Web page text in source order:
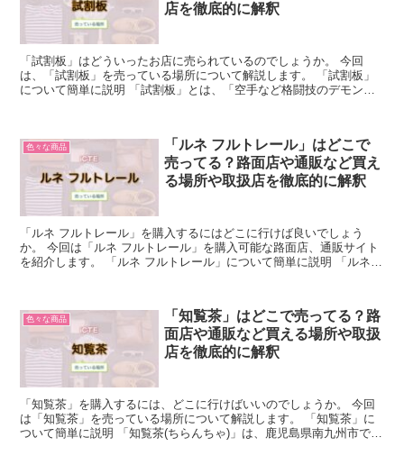
店を徹底的に解釈
「試割板」はどういったお店に売られているのでしょうか。 今回
は、「試割板」を売っている場所について解説します。 「試割板」
について簡単に説明 「試割板」とは、「空手など格闘技のデモンス
色々な商品
「ルネ フルトレール」はどこで
売ってる？路面店や通販など買え
る場所や取扱店を徹底的に解釈
「ルネ フルトレール」を購入するにはどこに行けば良いでしょう
か。 今回は「ルネ フルトレール」を購入可能な路面店、通販サイト
を紹介します。 「ルネ フルトレール」について簡単に説明 「ルネ
色々な商品
「知覧茶」はどこで売ってる？路
面店や通販など買える場所や取扱
店を徹底的に解釈
「知覧茶」を購入するには、どこに行けばいいのでしょうか。 今回
は「知覧茶」を売っている場所について解説します。 「知覧茶」に
ついて簡単に説明 「知覧茶(ちらんちゃ)」は、鹿児島県南九州市で栽